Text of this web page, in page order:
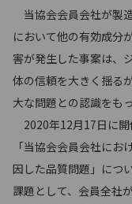
当協会会員会社が製
において他の有効成分
害が発生した事案は、
体の信頼を大きく揺る
大な問題との認識をも
2020年12月17日に開
「当協会会員会社に
因した品質問題」につ
課題として、会員全社